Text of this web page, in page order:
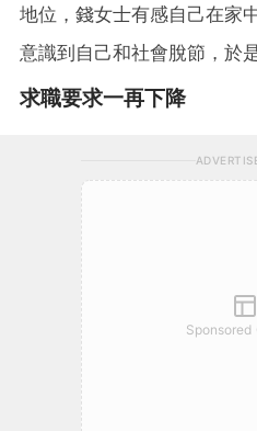
地位，錢女士有感自己在家
意識到自己和社會脫節，於
求職要求一再下降
Sponsored